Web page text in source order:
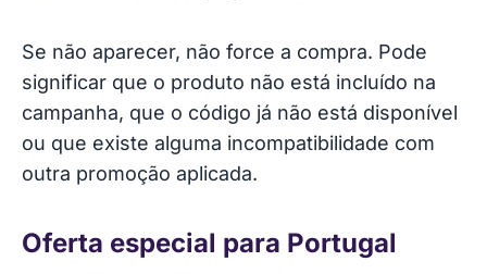
Se não aparecer, não force a compra. Pode
significar que o produto não está incluído na
campanha, que o código já não está disponível
ou que existe alguma incompatibilidade com
outra promoção aplicada.
Oferta especial para Portugal